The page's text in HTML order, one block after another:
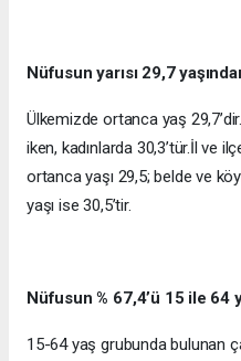
Nüfusun yarısı 29,7
Ülkemizde ortanca yaş
iken, kadınlarda 30,3’tür.İl ve
ortanca yaşı 29,5; belde ve
yaşı ise 30,5’tir.
Nüfusun % 67,4’ü 15 ile 64
15-64 yaş grubunda bulunan